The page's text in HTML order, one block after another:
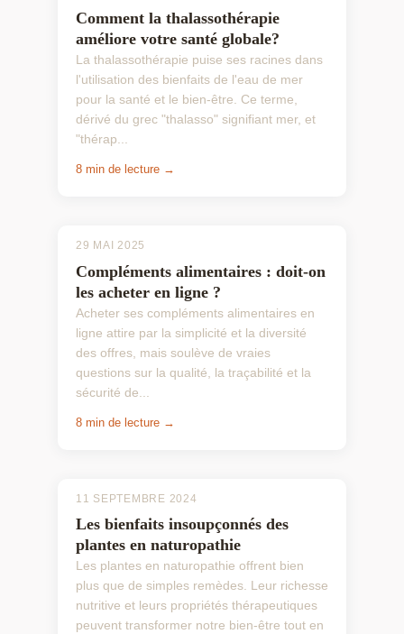
Comment la thalassothérapie
améliore votre santé globale?
La thalassothérapie puise ses racines dans
l'utilisation des bienfaits de l'eau de mer
pour la santé et le bien-être. Ce terme,
dérivé du grec "thalasso" signifiant mer, et
"thérap...
8 min de lecture →
29 MAI 2025
Compléments alimentaires : doit-on
les acheter en ligne ?
Acheter ses compléments alimentaires en
ligne attire par la simplicité et la diversité
des offres, mais soulève de vraies
questions sur la qualité, la traçabilité et la
sécurité de...
8 min de lecture →
11 SEPTEMBRE 2024
Les bienfaits insoupçonnés des
plantes en naturopathie
Les plantes en naturopathie offrent bien
plus que de simples remèdes. Leur richesse
nutritive et leurs propriétés thérapeutiques
peuvent transformer notre bien-être tout en